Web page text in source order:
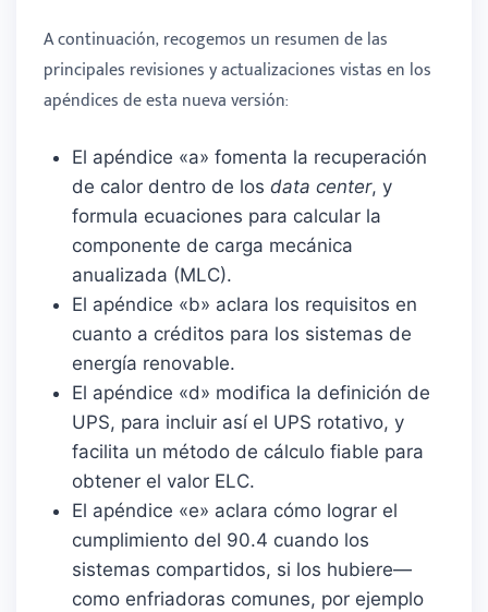
A continuación, recogemos un resumen de las
principales revisiones y actualizaciones vistas en los
apéndices de esta nueva versión:
El apéndice «a» fomenta la recuperación
de calor dentro de los data center, y
formula ecuaciones para calcular la
componente de carga mecánica
anualizada (MLC).
El apéndice «b» aclara los requisitos en
cuanto a créditos para los sistemas de
energía renovable.
El apéndice «d» modifica la definición de
UPS, para incluir así el UPS rotativo, y
facilita un método de cálculo fiable para
obtener el valor ELC.
El apéndice «e» aclara cómo lograr el
cumplimiento del 90.4 cuando los
sistemas compartidos, si los hubiere—
como enfriadoras comunes, por ejemplo